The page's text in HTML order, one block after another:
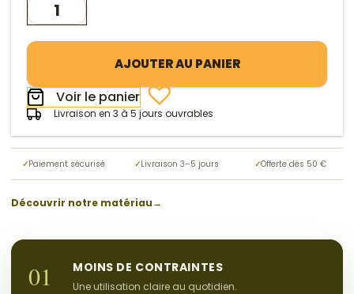
quantité
de
Assiette
Compartimentée
Etel
AJOUTER AU PANIER
Voir le panier
Livraison en 3 à 5 jours ouvrables
✓Paiement sécurisé ✓Livraison 3–5 jours ✓Offerte dès 50 €
Découvrir notre matériau→
01 MOINS DE CONTRAINTES
Une utilisation claire au quotidien.